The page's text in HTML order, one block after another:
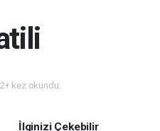
kez okundu.
İlginizi Çekebilir